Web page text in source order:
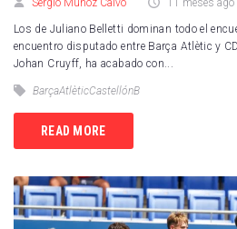
Sergio Muñoz Calvo 11 meses ago
Los de Juliano Belletti dominan todo el
encuentro disputado entre Barça Atlètic y
Johan Cruyff, ha acabado con...
BarçaAtlèticCastellónB
READ MORE